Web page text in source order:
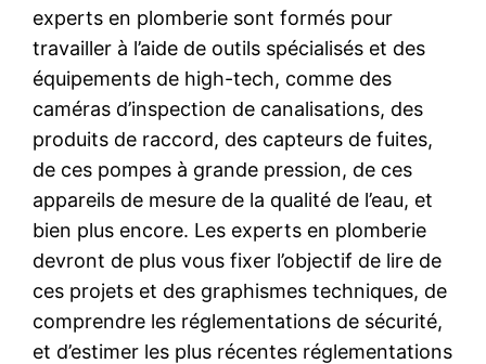
experts en plomberie sont formés pour
travailler à l’aide de outils spécialisés et des
équipements de high-tech, comme des
caméras d’inspection de canalisations, des
produits de raccord, des capteurs de fuites,
de ces pompes à grande pression, de ces
appareils de mesure de la qualité de l’eau, et
bien plus encore. Les experts en plomberie
devront de plus vous fixer l’objectif de lire de
ces projets et des graphismes techniques, de
comprendre les réglementations de sécurité,
et d’estimer les plus récentes réglementations